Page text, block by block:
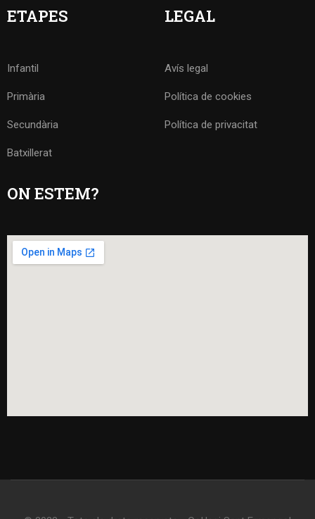
ETAPES
Infantil
Primària
Secundària
Batxillerat
LEGAL
Avís legal
Política de cookies
Política de privacitat
ON ESTEM?